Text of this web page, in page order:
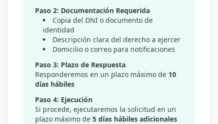
Paso 2: Documentación Requerida
Copia del DNI o documento de
identidad
Descripción clara del derecho a ejercer
Domicilio o correo para notificaciones
Paso 3: Plazo de Respuesta
Responderemos en un plazo máximo de 10
días hábiles
Paso 4: Ejecución
Si procede, ejecutaremos la solicitud en un
plazo máximo de 5 días hábiles adicionales